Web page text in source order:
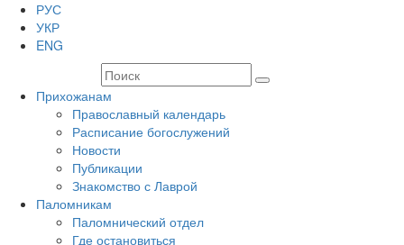
РУС
УКР
ENG
Прихожанам
Православный календарь
Расписание богослужений
Новости
Публикации
Знакомство с Лаврой
Паломникам
Паломнический отдел
Где остановиться